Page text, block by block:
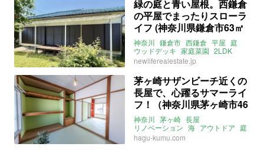
緑の庭と青い屋根。西鎌倉
の平屋でまったりスローラ
イフ (神奈川県鎌倉市63㎡
の賃貸物件)
神奈川 鎌倉市 西鎌倉 平屋 庭
ウッドデッキ 家庭菜園 2LDK
アウトドア ガーデニング
バリアフリー ストーリー
ライター：さとうめぐみ
新しい暮らし発見不動産 賃貸
newliferealestate.jp
茅ヶ崎サザンビーチ近くの
長屋で、心躍るサマーライ
フ！（神奈川県茅ヶ崎市46
㎡の賃貸物件）
神奈川 茅ヶ崎 長屋
リノベーション 海 アウトドア 庭
事務所 メゾネット
大家女子 賃貸
hagu-kumu.com